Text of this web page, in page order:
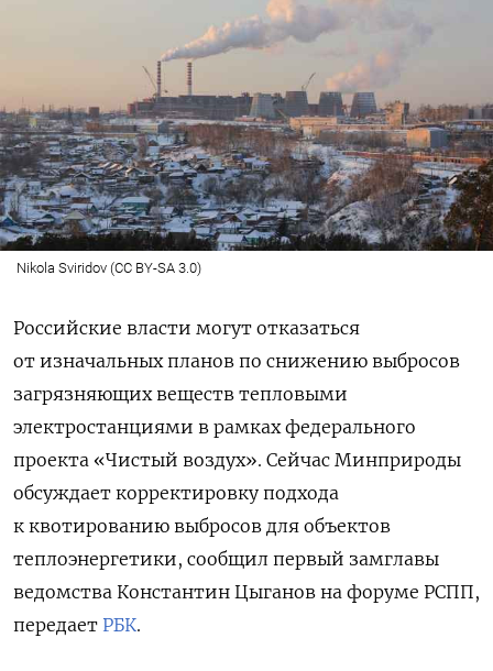
Nikola Sviridov (CC BY-SA 3.0)
Российские власти могут отказаться
от изначальных планов по снижению выбросов
загрязняющих веществ тепловыми
электростанциями в рамках федерального
проекта «Чистый воздух». Сейчас Минприроды
обсуждает корректировку подхода
к квотированию выбросов для объектов
теплоэнергетики, сообщил первый замглавы
ведомства Константин Цыганов на форуме РСПП,
передает РБК.